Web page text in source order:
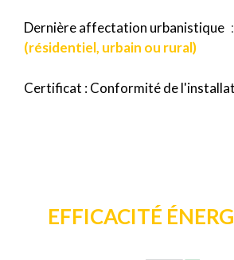
Dernière affectation urbanistique
(résidentiel, urbain ou rural)
Certificat : Conformité de
EFFICACITÉ